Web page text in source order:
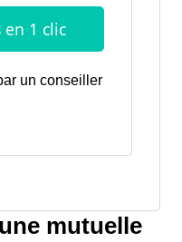
un conseiller
mutuelle